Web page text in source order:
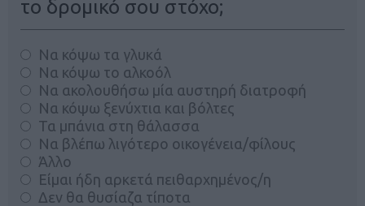
το δρομικό σου στόχο;
Να κόψω τα γλυκά
Να κόψω το αλκοόλ
Να ακολουθήσω μία αυστηρή διατροφή
Να κόψω ξενύχτια και βόλτες
Τα μπάνια στη θάλασσα
Να βλέπω λιγότερο οικογένεια/φίλους
Άλλο
Είμαι ήδη αρκετά πειθαρχημένος/η
Δεν θα θυσίαζα τίποτα